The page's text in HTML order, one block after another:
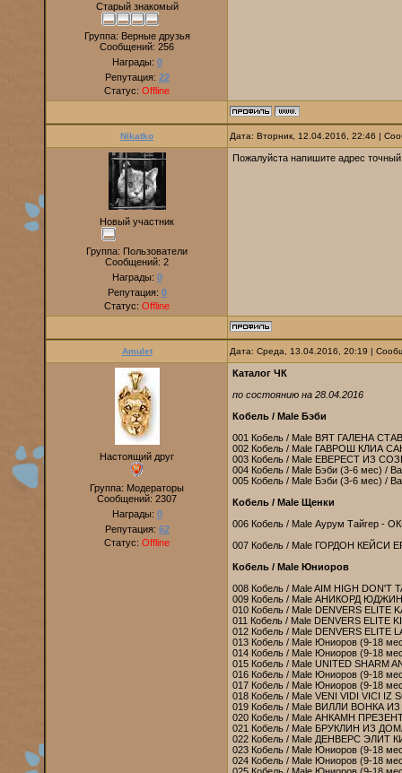
Старый знакомый
Группа: Верные друзья
Сообщений: 256
Награды: 0
Репутация: 22
Статус: Offline
Nikatko Дата: Вторник, 12.04.2016, 22:46 |
Новый участник
Группа: Пользователи
Сообщений: 2
Награды: 0
Репутация: 0
Статус: Offline
Пожалуйста напишите адрес
Amulet Дата: Среда, 13.04.2016, 20:19 |
Настоящий друг
Группа: Модераторы
Сообщений: 2307
Награды: 0
Репутация: 62
Статус: Offline
Каталог ЧК
по состоянию на 28.04.2016
Кобель / Male Бэби
001 Кобель / Male ВЯТ ГАЛЕНА
002 Кобель / Male ГАВРОШ КЛИА
003 Кобель / Male ЕВЕРЕСТ ИЗ
004 Кобель / Male Бэби (3-6 мес) /
005 Кобель / Male Бэби (3-6 мес) /
Кобель / Male Щенки
006 Кобель / Male Аурум Тайгер -
007 Кобель / Male ГОРДОН КЕЙСИ
Кобель / Male Юниоров
008 Кобель / Male AIM HIGH DON'T
009 Кобель / Male АНИКОРД
010 Кобель / Male DENVERS ELITE
011 Кобель / Male DENVERS ELITE
012 Кобель / Male DENVERS ELITE
013 Кобель / Male Юниоров (9-18
014 Кобель / Male Юниоров (9-18
015 Кобель / Male UNITED SHARM
016 Кобель / Male Юниоров (9-18
017 Кобель / Male Юниоров (9-18
018 Кобель / Male VENI VIDI VICI IZ
019 Кобель / Male ВИЛЛИ ВОНКА
020 Кобель / Male АНКАМН
021 Кобель / Male БРУКЛИН ИЗ
022 Кобель / Male ДЕНВЕРС
023 Кобель / Male Юниоров (9-18
024 Кобель / Male Юниоров (9-18